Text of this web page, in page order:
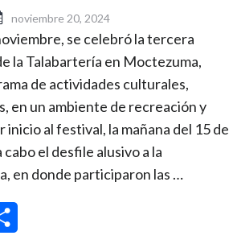
noviembre 20, 2024
se celebró la tercera
la Talabartería en Moctezuma,
de actividades culturales,
en un ambiente de recreación y
inicio al festival, la mañana del 15 de
el desfile alusivo a la
en donde participaron las …